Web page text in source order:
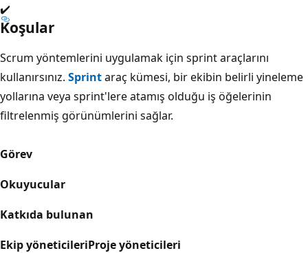
✔️
Koşular
Scrum yöntemlerini uygulamak için sprint araçlarını
kullanırsınız. Sprintaraç kümesi, bir ekibin belirli yineleme
yollarına veya sprint'lere atamış olduğu iş öğelerinin
filtrelenmiş görünümlerini sağlar.
Görev
Okuyucular
Katkıda bulunan
Ekip yöneticileriProje yöneticileri